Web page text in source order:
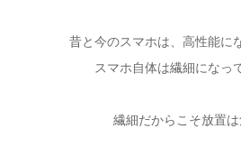
昔と今のスマホは、高性能に
スマホ自体は繊細になっ
繊細だからこそ放置は